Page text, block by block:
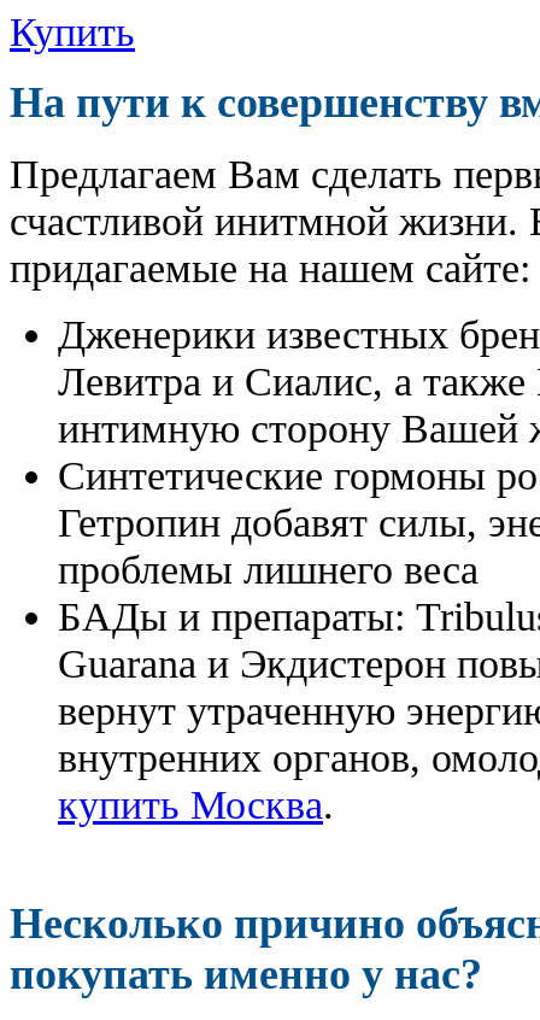
Купить
На пути к совершенству
Предлагаем Вам сделать
счастливой инитмной жизни.
придагаемые на нашем сайте:
Дженерики известных
Левитра и Сиалис, а
интимную сторону Вашей
Синтетические гормоны
Гетропин добавят силы,
проблемы лишнего веса
БАДы и препараты:
Guarana и Экдистерон
вернут утраченную
внутренних органов,
купить Москва.
Несколько причино
покупать именно у нас?